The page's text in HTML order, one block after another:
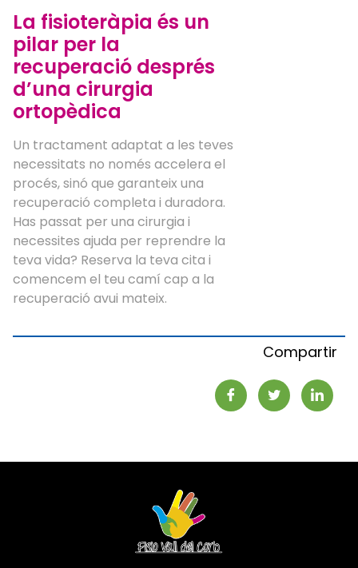
La fisioteràpia és un
pilar per la
recuperació després
d’una cirurgia
ortopèdica
Un tractament adaptat a les teves
necessitats no només accelera el
procés, sinó que garanteix una
recuperació completa i duradora.
Has passat per una cirurgia i
necessites ajuda per reprendre la
teva vida? Reserva la teva cita i
comencem el teu camí cap a la
recuperació avui mateix.
Compartir